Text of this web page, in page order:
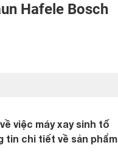
Hafele Bosch
việc máy xay sinh tố
tin chi tiết về sản phẩm